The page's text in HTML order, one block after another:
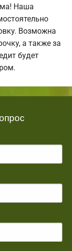
Наша
Возможна
а также за
будет